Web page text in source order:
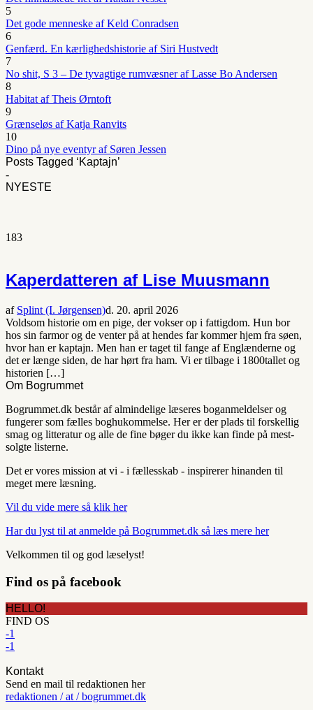
5
Det gode menneske af Keld Conradsen
6
Genfærd. En kærlighedshistorie af Siri Hustvedt
7
No shit, S 3 – De tyvagtige rumvæsner af Lasse Bo Andersen
8
Habitat af Theis Ørntoft
9
Grænseløs af Katja Ranvits
10
Dino på nye eventyr af Søren Jessen
Posts Tagged ‘Kaptajn’
-
NYESTE
183
Kaperdatteren af Lise Muusmann
af Splint (I. Jørgensen)d. 20. april 2026
Voldsom historie om en pige, der vokser op i fattigdom. Hun bor
hos sin farmor og de venter på at hendes far kommer hjem fra søen,
hvor han er kaptajn. Men han er taget til fange af Englænderne og
det er længe siden, de har hørt fra ham. Vi er tilbage i 1800tallet og
historien […]
Om Bogrummet
Bogrummet.dk består af almindelige læseres boganmeldelser og
fungerer som fælles boghukommelse. Her er der plads til forskellig
smag og litteratur og alle de fine bøger du ikke kan finde på mest-
solgte listerne.
Det er vores mission at vi - i fællesskab - inspirerer hinanden til
meget mere læsning.
Vil du vide mere så klik her
Har du lyst til at anmelde på Bogrummet.dk så læs mere her
Velkommen til og god læselyst!
Find os på facebook
HELLO!
FIND OS
-1
-1
Kontakt
Send en mail til redaktionen her
redaktionen / at / bogrummet.dk